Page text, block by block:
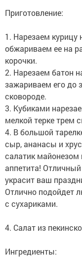
Приготовление:
1. Нарезаем курицу
обжариваем ее на
корочки.
2. Нарезаем батон
зажариваем его до
сковороде.
3. Кубиками
мелкой терке трем
4. В большой
сыр, ананасы и
салатик майонезом
аппетита!
украсит ваш
Отлично подойдет
с сухариками.
4. Салат из
Ингредиенты: